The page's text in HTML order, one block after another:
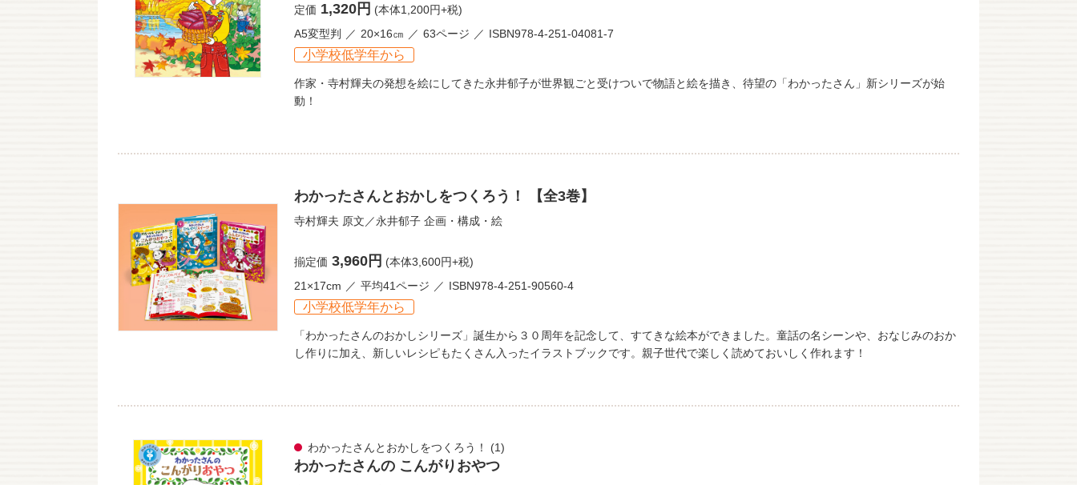
定価 1,320円 (本体1,200円+税)
A5変型判
20×16㎝ 63ページ ISBN978-4-251-04081-7
小学校低学年から
作家・寺村輝夫の発想を絵にしてきた永井郁子が世界観ごと受けついで物語と絵を描き、待望の「わかったさん」新シリーズが始
動！
わかったさんとおかしをつくろう！ 【全3巻】
寺村輝夫 原文／永井郁子 企画・構成・絵
揃定価 3,960円 (本体3,600円+税)
21×17cm
平均41ページ ISBN978-4-251-90560-4
小学校低学年から
「わかったさんのおかしシリーズ」誕生から３０周年を記念して、すてきな絵本ができました。童話の名シーンや、おなじみのおか
し作りに加え、新しいレシピもたくさん入ったイラストブックです。親子世代で楽しく読めておいしく作れます！
わかったさんとおかしをつくろう！ (1)
わかったさんの こんがりおやつ